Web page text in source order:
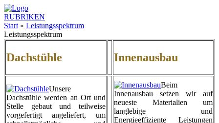
RUBRIKEN
Start » Leistungsspektrum
Leistungsspektrum
Dachstühle Innenausbau
Unsere
Dachstühle werden an Ort und
Stelle gebaut und teilweise
vorgefertigt angeliefert, um
Beim
Innenausbau setzen wir auf
neueste Materialien um
langlebige und
Energieeffiziente Leistungen